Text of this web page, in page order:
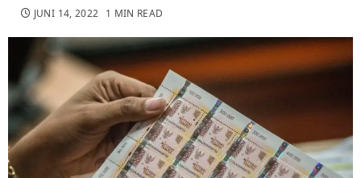
JUNI 14, 2022 1 MIN READ